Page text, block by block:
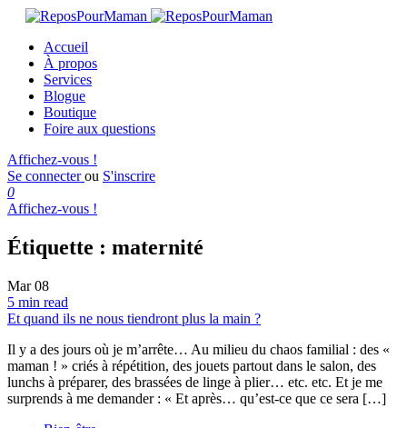
Accueil
À propos
Services
Blogue
Boutique
Foire aux questions
Affichez-vous !
Se connecterou S'inscrire
0
Affichez-vous !
Étiquette : maternité
Mar 08
5 min read
Et quand ils ne nous tiendront plus la main ?
Il y a des jours où je m’arrête… Au milieu du chaos familial : des «
maman ! » criés à répétition, des jouets partout dans le salon, des
lunchs à préparer, des brassées de linge à plier… etc. etc. Et je me
surprends à me demander : « Et après… qu’est-ce que ce sera […]